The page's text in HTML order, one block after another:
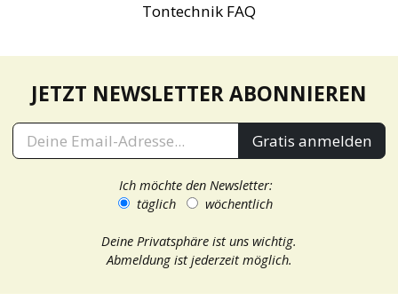
Tontechnik FAQ
JETZT NEWSLETTER ABONNIEREN
Gratis anmelden
Ich möchte den Newsletter:
täglich
wöchentlich
Deine Privatsphäre ist uns wichtig.
Abmeldung ist jederzeit möglich.